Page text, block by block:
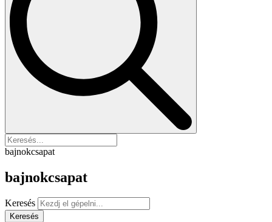
bajnokcsapat
bajnokcsapat
Keresés
Keresés